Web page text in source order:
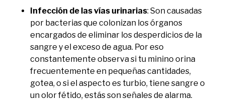
Infección de las vías urinarias: Son causadas
por bacterias que colonizan los órganos
encargados de eliminar los desperdicios de la
sangre y el exceso de agua. Por eso
constantemente observa si tu minino orina
frecuentemente en pequeñas cantidades,
gotea, o si el aspecto es turbio, tiene sangre o
un olor fétido, estás son señales de alarma.